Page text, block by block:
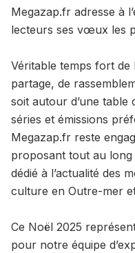
Megazap.fr adresse à
lecteurs ses vœux les
Véritable temps fort de
partage, de
soit autour d’une
séries et émissions
Megazap.fr reste
proposant tout au long
dédié à l’actualité des
culture en Outre-mer
Ce Noël 2025
pour notre équipe